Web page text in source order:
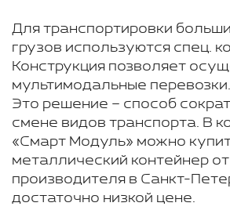
Для транспортировки
грузов используются спец.
Конструкция позволяет
мультимодальные перевозки.
Это решение – способ
смене видов транспорта. В
«Смарт Модуль» можно
металлический контейнер от
производителя в Санкт-
достаточно низкой цене.